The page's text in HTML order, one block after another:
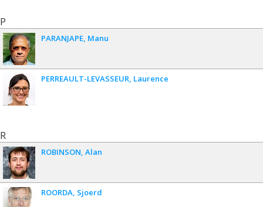
P
PARANJAPE Manu
PERREAULT-LEVASSEUR Laurence
R
ROBINSON Alan
ROORDA Sjoerd